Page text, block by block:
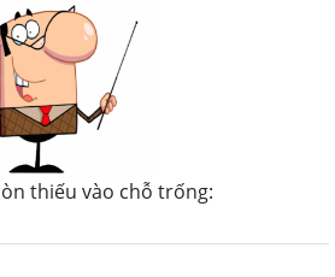
thiếu vào chỗ trống: